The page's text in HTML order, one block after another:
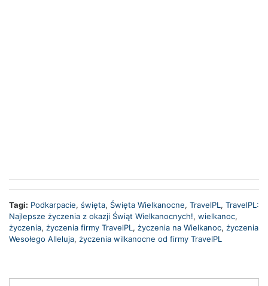
Tagi: Podkarpacie, święta, Święta Wielkanocne, TravelPL , TravelPL:
Najlepsze życzenia z okazji Świąt Wielkanocnych!, wielkanoc,
życzenia, życzenia firmy TravelPL , życzenia na Wielkanoc, życzenia
Wesołego Alleluja, życzenia wilkanocne od firmy TravelPL